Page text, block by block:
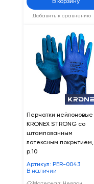
Добавить к сравнению
В корзину
Перчатки нейлоновые
KRONEX STRONG со
штампованным
латексным покрытием,
р.10
Артикул: PER-0043
В наличии